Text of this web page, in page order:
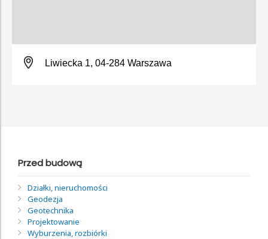
Liwiecka 1, 04-284 Warszawa
Przed budową
Działki, nieruchomości
Geodezja
Geotechnika
Projektowanie
Wyburzenia, rozbiórki